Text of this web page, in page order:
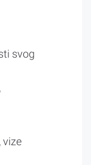
svog
vize